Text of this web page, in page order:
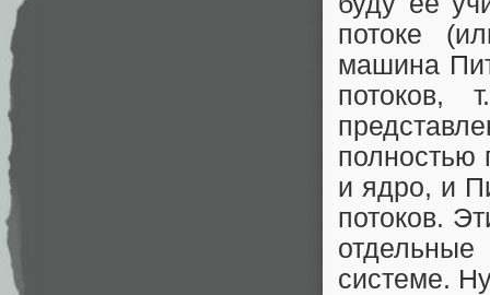
потоке
машина
потоков,
полностью
и ядро, и
потоков.
системе.